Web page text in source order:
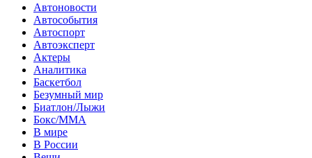
Автоновости
Автособытия
Автоспорт
Автоэксперт
Актеры
Аналитика
Баскетбол
Безумный мир
Биатлон/Лыжи
Бокс/MMA
В мире
В России